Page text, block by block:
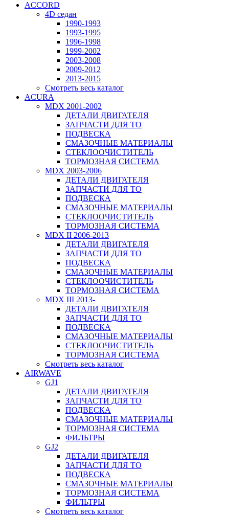
ACCORD
4D седан
1990-1993
1993-1995
1996-1998
1999-2002
2003-2008
2009-2012
2013-2015
Смотреть весь каталог
ACURA
MDX 2001-2002
ДЕТАЛИ ДВИГАТЕЛЯ
ЗАПЧАСТИ ДЛЯ ТО
ПОДВЕСКА
СМАЗОЧНЫЕ МАТЕРИАЛЫ
СТЕКЛООЧИСТИТЕЛЬ
ТОРМОЗНАЯ СИСТЕМА
MDX 2003-2006
ДЕТАЛИ ДВИГАТЕЛЯ
ЗАПЧАСТИ ДЛЯ ТО
ПОДВЕСКА
СМАЗОЧНЫЕ МАТЕРИАЛЫ
СТЕКЛООЧИСТИТЕЛЬ
ТОРМОЗНАЯ СИСТЕМА
MDX II 2006-2013
ДЕТАЛИ ДВИГАТЕЛЯ
ЗАПЧАСТИ ДЛЯ ТО
ПОДВЕСКА
СМАЗОЧНЫЕ МАТЕРИАЛЫ
СТЕКЛООЧИСТИТЕЛЬ
ТОРМОЗНАЯ СИСТЕМА
MDX III 2013-
ДЕТАЛИ ДВИГАТЕЛЯ
ЗАПЧАСТИ ДЛЯ ТО
ПОДВЕСКА
СМАЗОЧНЫЕ МАТЕРИАЛЫ
СТЕКЛООЧИСТИТЕЛЬ
ТОРМОЗНАЯ СИСТЕМА
Смотреть весь каталог
AIRWAVE
GJ1
ДЕТАЛИ ДВИГАТЕЛЯ
ЗАПЧАСТИ ДЛЯ ТО
ПОДВЕСКА
СМАЗОЧНЫЕ МАТЕРИАЛЫ
ТОРМОЗНАЯ СИСТЕМА
ФИЛЬТРЫ
GJ2
ДЕТАЛИ ДВИГАТЕЛЯ
ЗАПЧАСТИ ДЛЯ ТО
ПОДВЕСКА
СМАЗОЧНЫЕ МАТЕРИАЛЫ
ТОРМОЗНАЯ СИСТЕМА
ФИЛЬТРЫ
Смотреть весь каталог